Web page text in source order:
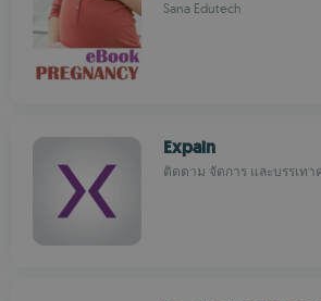
Sana Edutech
Expain
ติดตาม จัดการ และบรรเท